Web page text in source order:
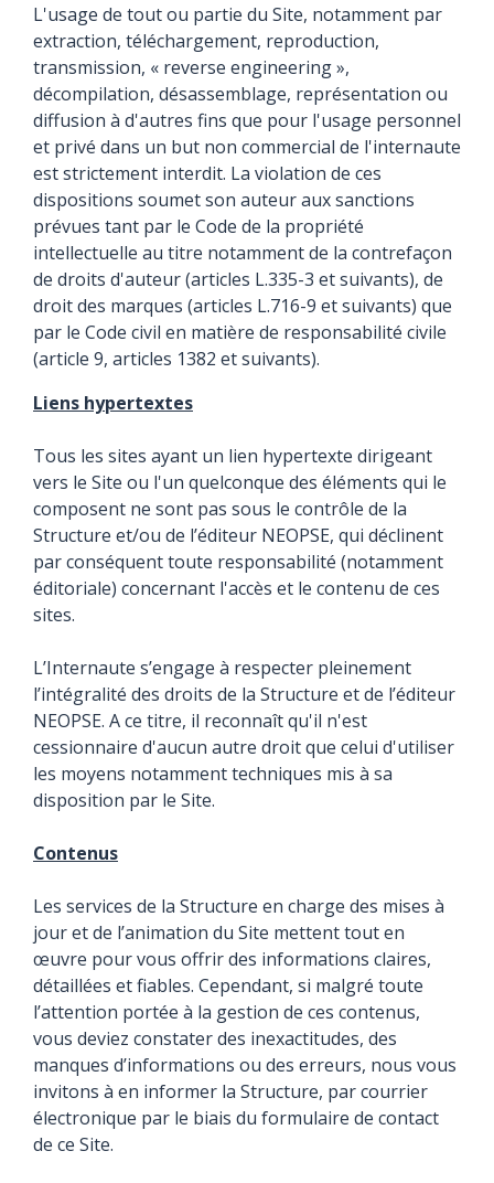
L'usage de tout ou partie du Site, notamment par
extraction, téléchargement, reproduction,
transmission, « reverse engineering »,
décompilation, désassemblage, représentation ou
diffusion à d'autres fins que pour l'usage personnel
et privé dans un but non commercial de l'internaute
est strictement interdit. La violation de ces
dispositions soumet son auteur aux sanctions
prévues tant par le Code de la propriété
intellectuelle au titre notamment de la contrefaçon
de droits d'auteur (articles L.335-3 et suivants), de
droit des marques (articles L.716-9 et suivants) que
par le Code civil en matière de responsabilité civile
(article 9, articles 1382 et suivants).
Liens hypertextes
Tous les sites ayant un lien hypertexte dirigeant
vers le Site ou l'un quelconque des éléments qui le
composent ne sont pas sous le contrôle de la
Structure et/ou de l’éditeur NEOPSE, qui déclinent
par conséquent toute responsabilité (notamment
éditoriale) concernant l'accès et le contenu de ces
sites.
L’Internaute s’engage à respecter pleinement
l’intégralité des droits de la Structure et de l’éditeur
NEOPSE. A ce titre, il reconnaît qu'il n'est
cessionnaire d'aucun autre droit que celui d'utiliser
les moyens notamment techniques mis à sa
disposition par le Site.
Contenus
Les services de la Structure en charge des mises à
jour et de l’animation du Site mettent tout en
œuvre pour vous offrir des informations claires,
détaillées et fiables. Cependant, si malgré toute
l’attention portée à la gestion de ces contenus,
vous deviez constater des inexactitudes, des
manques d’informations ou des erreurs, nous vous
invitons à en informer la Structure, par courrier
électronique par le biais du formulaire de contact
de ce Site.